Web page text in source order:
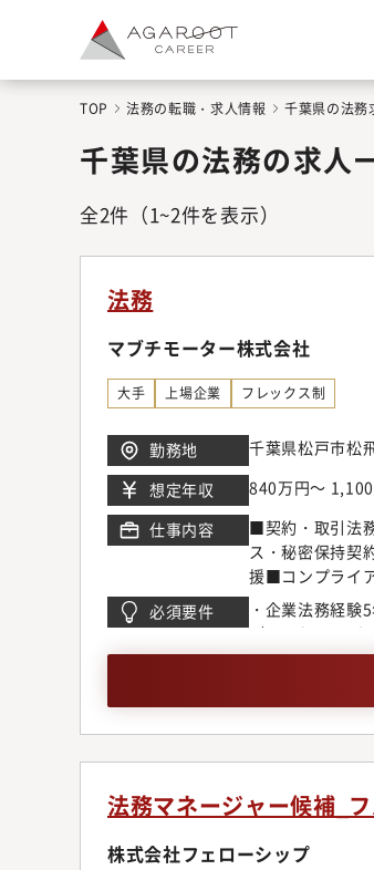
TOP 法務の転職・求人情報 千葉県の法務
千葉県の法務の求人
全2件 （1~2件を表示）
法務
マブチモーター株式会社
大手 上場企業 フレックス制
勤務地
千葉県松戸市松
想定年収
840万円～
仕事内容
■契約・取引法
ス・秘密保持契
援■コンプライ
る教育の企画
販売子会社の
応・品質・納期
調査・社内横
必須要件
・企業法務経
（Word、
TOEIC 720点程
ル・高度な英
超、海外生産比
す。
法務マネージャー候補_
株式会社フェローシップ